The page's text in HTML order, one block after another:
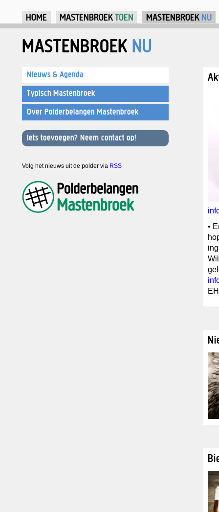
HOME MASTENBROEKTOEN MASTENBROEK NU
MASTENBROEK NU
•
Nieuws & Agenda
Typisch Mastenbroek
Over Polderbelangen Mastenbroek
Iets toevoegen? Neem contact op!
Volg het nieuws uit de polder via RSS